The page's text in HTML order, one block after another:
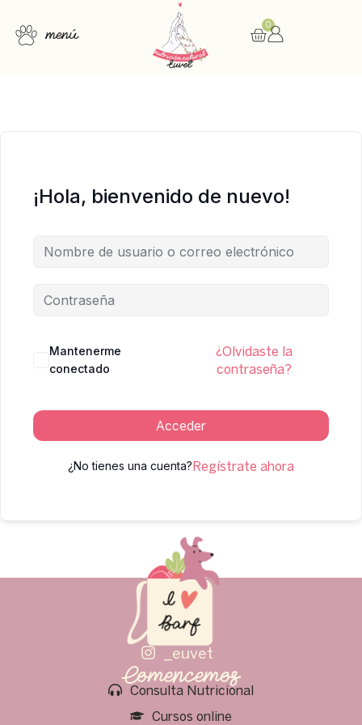
menú
0
¡Hola, bienvenido de nuevo!
Mantenerme
conectado
¿Olvidaste la
contraseña?
Acceder
¿No tienes una cuenta?Regístrate ahora
_euvet
Comencemos
Consulta Nutricional
Cursos online